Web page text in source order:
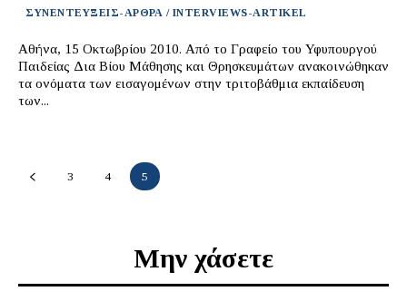
ΣΥΝΕΝΤΕΥΞΕΙΣ-ΑΡΘΡΑ / INTERVIEWS-ARTIKEL
Αθήνα, 15 Οκτωβρίου 2010. Από το Γραφείο του Υφυπουργού
Παιδείας Δια Βίου Μάθησης και Θρησκευμάτων ανακοινώθηκαν
τα ονόματα των εισαγομένων στην τριτοβάθμια εκπαίδευση
των...
3 4 5
Μην χάσετε